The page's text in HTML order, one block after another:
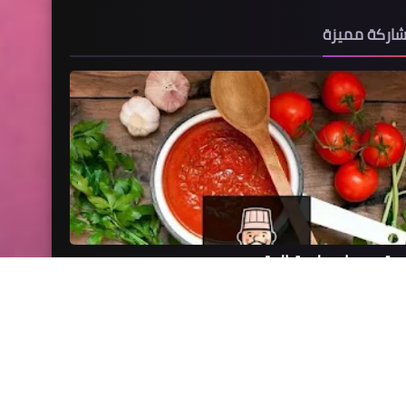
مميزة
عمل صلصة الدقوس